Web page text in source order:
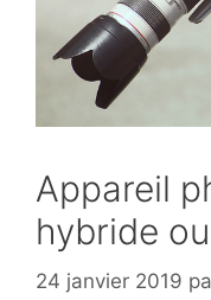
Appareil
hybride
24 janvier 2019